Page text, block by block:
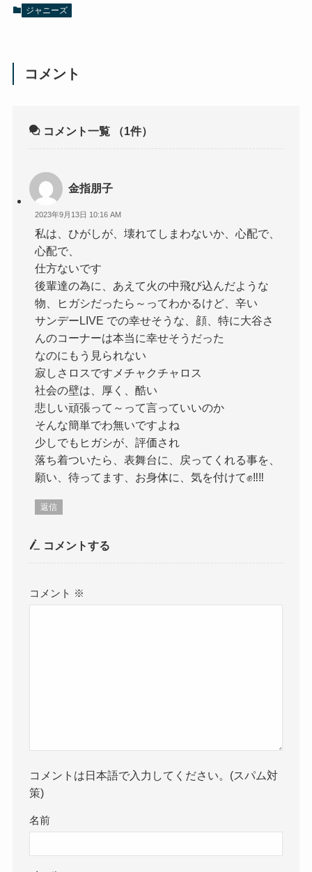
ジャニーズ
コメント
コメント一覧 （1件）
金指朋子
2023年9月13日 10:16 AM
私は、ひがしが、壊れてしまわないか、心配で、
心配で、
仕方ないです
後輩達の為に、あえて火の中飛び込んだような
物、ヒガシだったら～ってわかるけど、辛い
サンデーLIVE での幸せそうな、顔、特に大谷さ
んのコーナーは本当に幸せそうだった
なのにもう見られない
寂しさロスですメチャクチャロス
社会の壁は、厚く、酷い
悲しい頑張って～って言っていいのか
そんな簡単でわ無いですよね
少しでもヒガシが、評価され
落ち着ついたら、表舞台に、戻ってくれる事を、
願い、待ってます、お身体に、気を付けて✊‼️‼️
返信
コメントする
コメント ※
コメントは日本語で入力してください。(スパム対
策)
名前